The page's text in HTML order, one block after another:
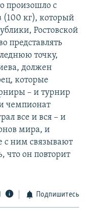
произошло с
кг), который
Ростовской
представлять
точку,
должен
которые
– и турнир
чемпионат
все и вся – и
мира, и
с ним связывают
он повторит
Подпишитесь